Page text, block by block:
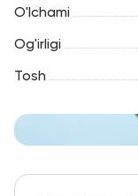
O'lchami
Og'irligi
Tosh